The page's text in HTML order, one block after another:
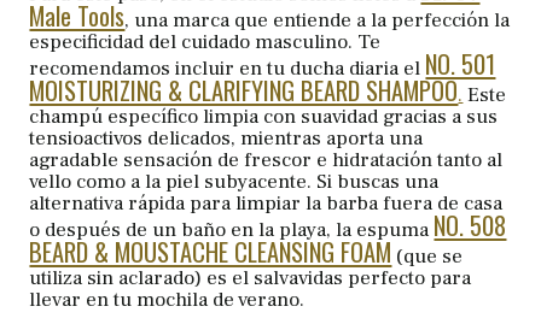
Male Tools, una marca que entiende a la perfección la
especificidad del cuidado masculino. Te
recomendamos incluir en tu ducha diaria el NO. 501
MOISTURIZING & CLARIFYING BEARD SHAMPOO. Este
champú específico limpia con suavidad gracias a sus
tensioactivos delicados, mientras aporta una
agradable sensación de frescor e hidratación tanto al
vello como a la piel subyacente. Si buscas una
alternativa rápida para limpiar la barba fuera de casa
o después de un baño en la playa, la espuma NO. 508
BEARD & MOUSTACHE CLEANSING FOAM (que se
utiliza sin aclarado) es el salvavidas perfecto para
llevar en tu mochila de verano.